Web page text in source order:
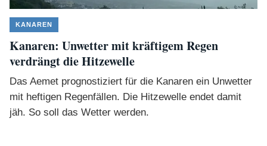
KANAREN
Kanaren: Unwetter mit kräftigem Regen
verdrängt die Hitzewelle
Das Aemet prognostiziert für die Kanaren ein Unwetter
mit heftigen Regenfällen. Die Hitzewelle endet damit
jäh. So soll das Wetter werden.